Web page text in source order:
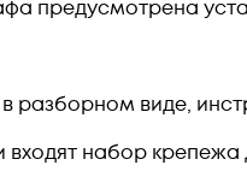
предусмотрена
разборном виде,
входят набор